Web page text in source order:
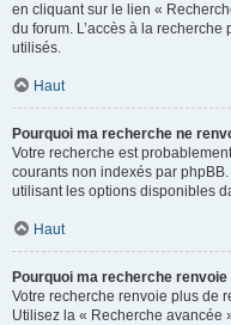
en cliquant sur le lien «
du forum. L’accès à la
utilisés.
Haut
Pourquoi ma recherche ne
Votre recherche est
courants non indexés par
utilisant les options disponibles
Haut
Pourquoi ma recherche renvoie
Votre recherche renvoie plus de
Utilisez la « Recherche avancée